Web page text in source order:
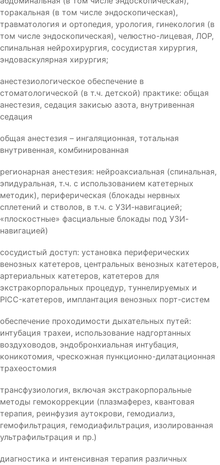
торакальная (в том числе эндоскопическая),
травматология и ортопедия, урология, гинекология (в
том числе эндоскопическая), челюстно-лицевая, ЛОР,
спинальная нейрохирургия, сосудистая хирургия,
эндоваскулярная хирургия;
анестезиологическое обеспечение в
стоматологической (в т.ч. детской) практике: общая
анестезия, седация закисью азота, внутривенная
седация
общая анестезия – ингаляционная, тотальная
внутривенная, комбинированная
регионарная анестезия: нейроаксиальная (спинальная,
эпидуральная, т.ч. с использованием катетерных
методик), периферическая (блокады нервных
сплетений и стволов, в т.ч. с УЗИ-навигацией;
«плоскостные» фасциальные блокады под УЗИ-
навигацией)
сосудистый доступ: установка периферических
венозных катетеров, центральных венозных катетеров,
артериальных катетеров, катетеров для
экстракорпоральных процедур, туннелируемых и
PICC-катетеров, имплантация венозных порт-систем
обеспечение проходимости дыхательных путей:
интубация трахеи, использование надгортанных
воздуховодов, эндобронхиальная интубация,
коникотомия, чрескожная пункционно-дилатационная
трахеостомия
трансфузиология, включая экстракорпоральные
методы гемокоррекции (плазмаферез, квантовая
терапия, реинфузия аутокрови, гемодиализ,
гемофильтрация, гемодиафильтрация, изолированная
ультрафильтрация и пр.)
диагностика и интенсивная терапия различных